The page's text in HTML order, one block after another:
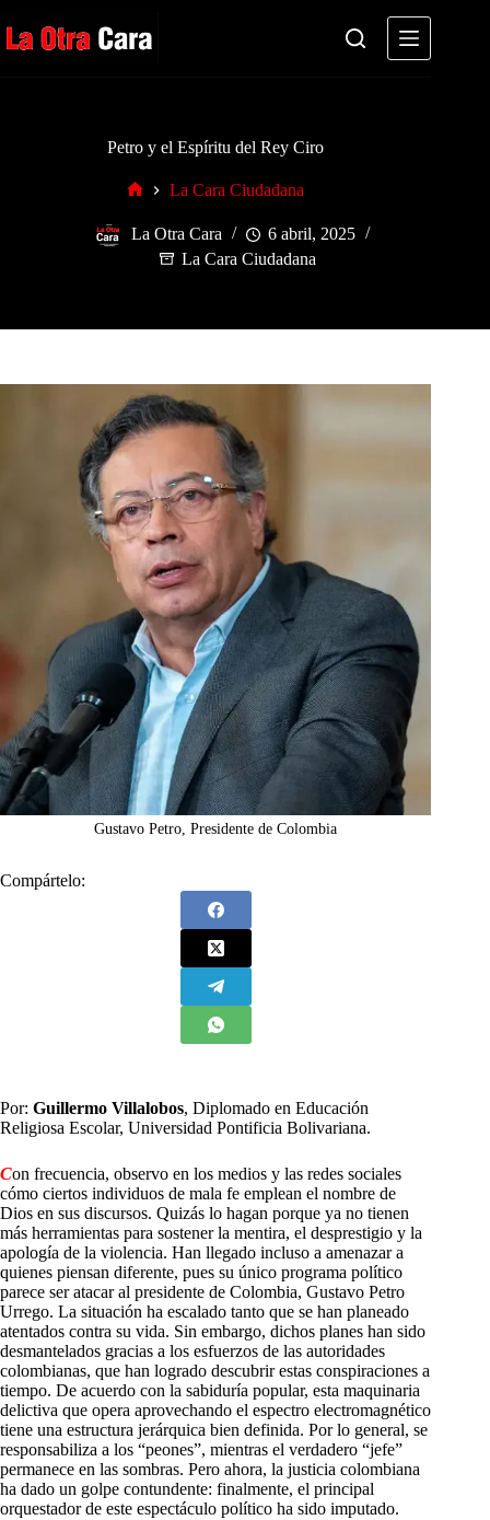
al
contenido
Petro y el Espíritu del Rey Ciro
La Cara Ciudadana
La Otra Cara
6 abril, 2025
La Cara Ciudadana
Gustavo Petro, Presidente de Colombia
Compártelo:
Por: Guillermo Villalobos, Diplomado en Educación
Religiosa Escolar, Universidad Pontificia Bolivariana.
Con frecuencia, observo en los medios y las redes sociales
cómo ciertos individuos de mala fe emplean el nombre de
Dios en sus discursos. Quizás lo hagan porque ya no tienen
más herramientas para sostener la mentira, el desprestigio y la
apología de la violencia. Han llegado incluso a amenazar a
quienes piensan diferente, pues su único programa político
parece ser atacar al presidente de Colombia, Gustavo Petro
Urrego. La situación ha escalado tanto que se han planeado
atentados contra su vida. Sin embargo, dichos planes han sido
desmantelados gracias a los esfuerzos de las autoridades
colombianas, que han logrado descubrir estas conspiraciones a
tiempo. De acuerdo con la sabiduría popular, esta maquinaria
delictiva que opera aprovechando el espectro electromagnético
tiene una estructura jerárquica bien definida. Por lo general, se
responsabiliza a los “peones”, mientras el verdadero “jefe”
permanece en las sombras. Pero ahora, la justicia colombiana
ha dado un golpe contundente: finalmente, el principal
orquestador de este espectáculo político ha sido imputado.